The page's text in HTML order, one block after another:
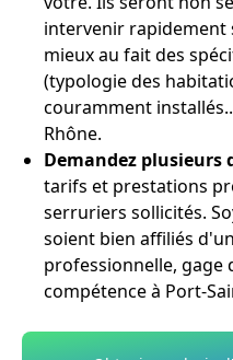
intervenir rapidement
mieux au fait des
(typologie des
couramment
Rhône.
Demandez plusieurs
tarifs et prestations
serruriers sollicités.
soient bien affiliés
professionnelle, gage
compétence à Port-